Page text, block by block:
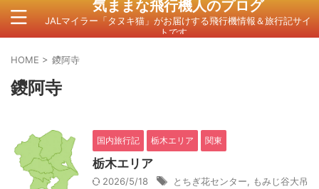
気ままな飛行機人のプログ
JALマイラー「タヌキ猫」がお届けする飛行機情報＆旅行記サイ
トです。
HOME > 鑁阿寺
鑁阿寺
国内旅行記 栃木エリア 関東
栃木エリア
2026/5/18 とちぎ花センター
もみじ谷大吊